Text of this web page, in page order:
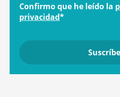
Confirmo que he leído la
privacidad*